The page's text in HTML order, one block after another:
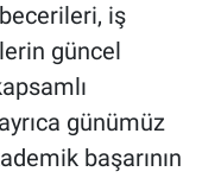
iş
güncel
günümüz
başarının